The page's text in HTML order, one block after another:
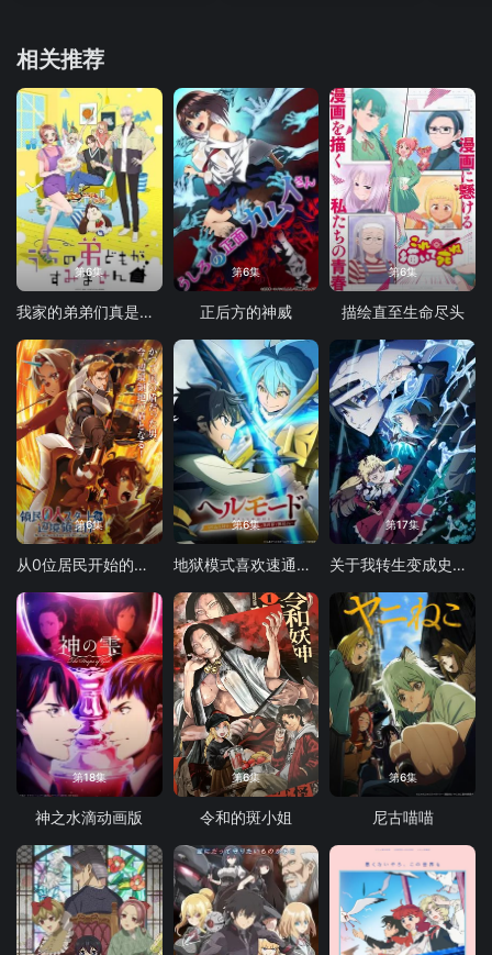
相关推荐
第6集
我家的弟弟们真是让您费心了
第6集
正后方的神威
第6集
描绘直至生命尽头
第6集
从0位居民开始的边境领主大人
第6集
地狱模式喜欢速通游戏的玩家在废设定异世界无双 第二季
第17集
关于我转生变成史莱姆这档事第四季
第18集
神之水滴动画版
第6集
令和的斑小姐
第6集
尼古喵喵